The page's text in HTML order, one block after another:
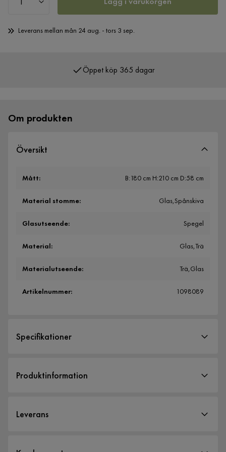
Leverans mellan mån 24 aug. - tors 3 sep.
Över 400 000 nöjda kunder
Om produkten
Översikt
Mått: B:180 cm H:210 cm D:58 cm
Material stomme: Glas,Spånskiva
Glasutseende: Spegel
Material: Glas,Trä
Materialutseende: Trä,Glas
Artikelnummer: 1098089
Specifikationer
Storlek
Produktinformation
Leverans
Leveranssätt